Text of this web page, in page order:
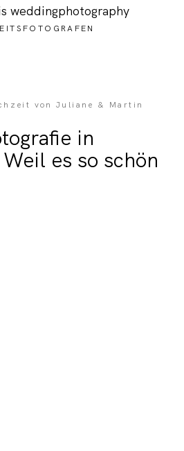
weddingphotography
von Juliane & Martin
in
es so schön